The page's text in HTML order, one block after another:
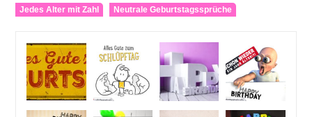
Jedes Alter mit Zahl Neutrale Geburtstagssprüche